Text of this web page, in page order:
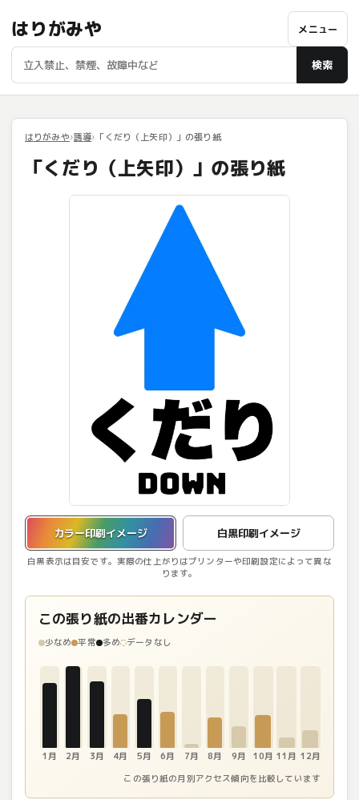
はりがみや
検索
メニュー
はりがみや 誘導 「くだり（上矢印）」の張り紙
「くだり（上矢印）」の張り紙
カラー印刷イメージ 白黒印刷イメージ
白黒表示は目安です。実際の仕上がりはプリンターや印刷設定によって異な
ります。
カラー印刷イメージを表示しています。
この張り紙の出番カレンダー
少なめ 平常 多め データなし
1月 2月 3月 4月 5月 6月 7月 8月 9月 10月 11月 12月
この張り紙の月別アクセス傾向を比較しています